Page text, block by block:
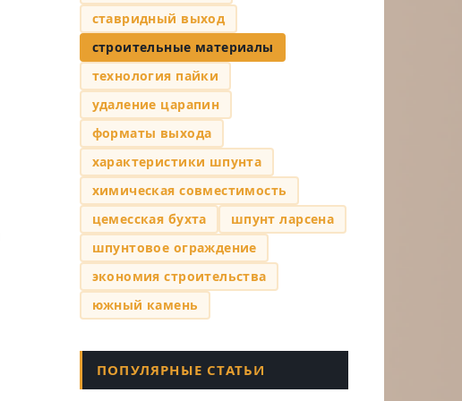
клавиши
ставридный выход
строительные материалы
технология пайки
удаление царапин
форматы выхода
характеристики шпунта
химическая совместимость
цемесская бухта
шпунт ларсена
шпунтовое ограждение
экономия строительства
южный камень
ПОПУЛЯРНЫЕ СТАТЬИ